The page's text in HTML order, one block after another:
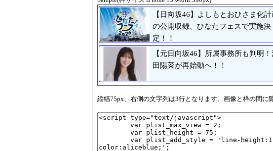
【日向坂46】よしもとおひさま化
の公開収録、ひなたフェスで実施決
定！！
【元日向坂46】所属事務所も判明
田陽菜が再始動へ！！
縦幅75px、右側の文字列は3行となります、画像と枠の間に